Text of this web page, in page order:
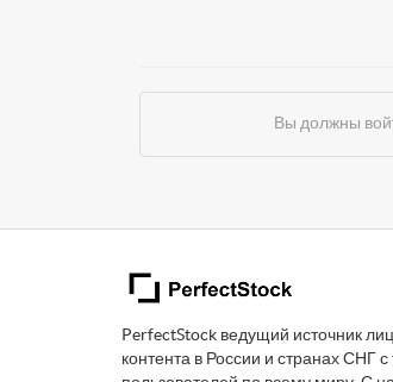
Вы должны
PerfectStock ведущий источник
контента в России и странах СНГ